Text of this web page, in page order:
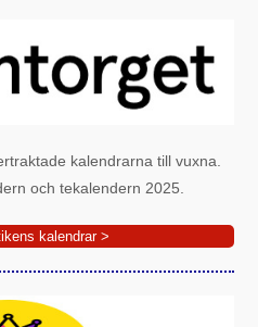
kalendrarna till vuxna.
och tekalendern 2025.
kalendrar >